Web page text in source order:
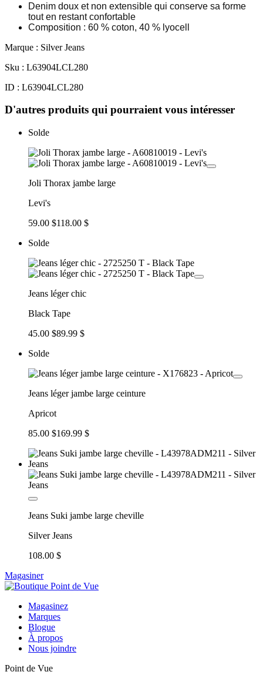
Denim doux et non extensible qui conserve sa forme
tout en restant confortable
Composition : 60 % coton, 40 % lyocell
Marque : Silver Jeans
Sku : L63904LCL280
ID : L63904LCL280
D'autres produits qui pourraient vous intéresser
Solde
Joli Thorax jambe large
Levi's
59.00 $118.00 $
Solde
Jeans léger chic
Black Tape
45.00 $89.99 $
Solde
Jeans léger jambe large ceinture
Apricot
85.00 $169.99 $
Jeans Suki jambe large cheville
Silver Jeans
108.00 $
Magasiner
Magasinez
Marques
Blogue
À propos
Nous joindre
Point de Vue